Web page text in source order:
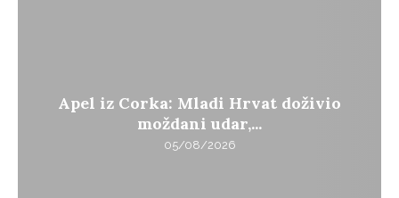
Apel iz Corka: Mladi Hrvat doživio
moždani udar,...
05/08/2026